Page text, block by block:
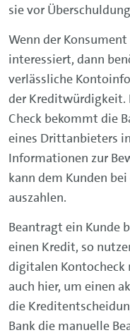
sie vor
Wenn der
interessiert, dann
verlässliche
der Kreditwürdigkeit.
Check bekommt die
eines Drittanbieters
Informationen zur
kann dem Kunden
auszahlen.
Beantragt ein Kunde
einen Kredit, so
digitalen
auch hier, um einen
die
Bank die manuelle